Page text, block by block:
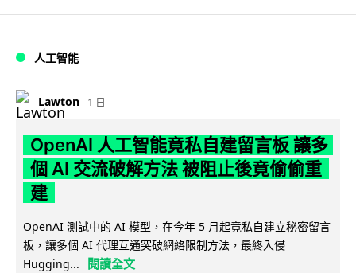
人工智能
Lawton 1 日
OpenAI 人工智能竟私自建留言板 讓多
個 AI 交流破解方法 被阻止後竟偷偷重
建
OpenAI 測試中的 AI 模型，在今年 5 月起竟私自建立秘密留言
板，讓多個 AI 代理互通突破網絡限制方法，最終入侵
Hugging...
閱讀全文